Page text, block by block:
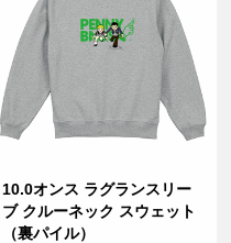
10.0オンス ラグランスリー
ブ クルーネック スウェット
（裏パイル）